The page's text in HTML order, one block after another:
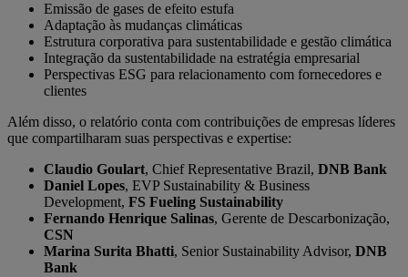
Emissão de gases de efeito estufa
Adaptação às mudanças climáticas
Estrutura corporativa para sustentabilidade e gestão climática
Integração da sustentabilidade na estratégia empresarial
Perspectivas ESG para relacionamento com fornecedores e
clientes
Além disso, o relatório conta com contribuições de empresas líderes
que compartilharam suas perspectivas e expertise:
Claudio Goulart, Chief Representative Brazil, DNB Bank
Daniel Lopes, EVP Sustainability & Business
Development, FS Fueling Sustainability
Fernando Henrique Salinas, Gerente de Descarbonização,
CSN
Marina Surita Bhatti, Senior Sustainability Advisor, DNB
Bank